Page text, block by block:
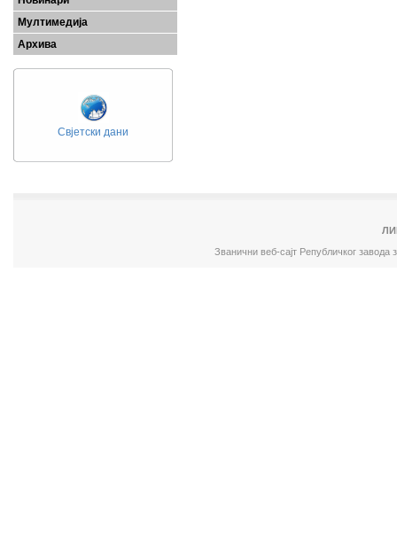
Мултимедија
Архива
Свјетски дани
Званични веб-сајт Републичког